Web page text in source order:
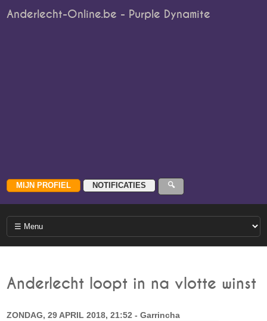
Anderlecht-Online.be - Purple Dynamite
Anderlecht loopt in na vlotte winst
ZONDAG, 29 APRIL 2018, 21:52 - Garrincha